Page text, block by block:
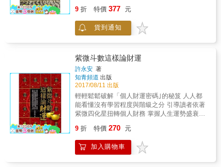
較為猛烈的手段或是劇烈的競爭才能夠有獲
得，如此則會讓靜態內斂的太陰星變得張揚。
今年度也有關於「精神問題」及「情緒控管」
等的心理層面失控的問題，太陰星也代表著感
星所主導的領域不免會有消長變化，不論是商
業或政治事務甚至私人間的談判，運用策略及
技巧來取勝才是最高明的溝通術，而且峰迴路
轉的機關重重；國人所關心的居住正義或是土
地改革政策仍會是爭議性的話題。在今年化權
星所代表的競爭力，不言而喻必然是與金融、
運輸，旅遊，產業競爭力的提振有關，而女力
的展現也會是今年的特色。 ◆排憂解厄的右弼
化科 神準預測：端正視聽，擇善固執，發揮中
科星本身代表著彰顯、名譽、榮耀、美好的事
物，是一顆可以解災難的星曜，右弼星的五行
屬水，是斗數中的善星，助星，還帶有迷糊桃
五術系統，就是專門分析各星球在不同位置對
形可稱為「吉」、「凶」的學問，而這一套學
問是結合天文、人文、地文，運用在「人」的
身上，能夠根據時間預測未來的事。 &gt;&gt;
勝 「紫微斗數」可以讓你先知己再知彼，謀而
後動，善用資源，採取最佳的解決方案，在激
烈的競爭環境中「出奇制勝、脫穎而出」，立
於不敗之地。 如何在「紫微斗數」的命盤中，
洞悉人生大道理？ ‧學習「紫微斗數」的觀念，
從另一個角度思考「紫微斗數」能給我們那些
幫助，協助我們遇到猶而不決的事情，多一個
一般常用之曆法，時差與命理的關係，以及命
理上所使用的時間為何？探討紫微斗數閏月排
法，時間對「紫微斗數」的影響，時間與人的
能量與我們的八字，運用簡單的數字和顏色連
接起來。這些數字可以對人、事、物進行識
別，而且可區分為天生的與可識別的，並且讓
的分配，在內部，我們可以找出更好的能量，
並與在外部像我們的家和工作環境的能量進行
匹配，找出和諧生活。數字也用來描述個人的
獨特的性格特質，所以也解釋了我們在與他人
交往時的行為，從而提高彼此理解的機會。 &
每個數字包含了一個定義或故事，它與某個
人、某個地點、某件事物或某個時間都有著獨
特的關連性。數字與顏色的能量默默地存在在
我們生活遭周，我們不知不覺中被它們影響
與研究，我們便越能瞭解箇中義意，就能容易
地在生活中創造出彼此的和諧與平衡。 本書特
色 你能想像生活裏少了數字，對我們會有多大
9 折 特價 377 元
貨到通知
紫微斗數這樣論財運
許永安 著
知青頻道 出版
2017/08/11 出版
輕輕鬆鬆破解「個人財運密碼｣的秘笈 人人都
能看懂沒有學習程度與階級之分 引導讀者依著
紫微四化星扭轉個人財務 掌握人生運勢盛衰過
改善個人的財務狀況為主，為盡量達到本書的
目的，所以，將每年國內財經活動的大趨勢，
透過三十年的資料比對與統計，從中整理出以
9 折 特價 270 元
加入購物車